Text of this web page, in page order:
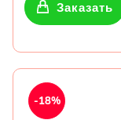
Заказать
-18%